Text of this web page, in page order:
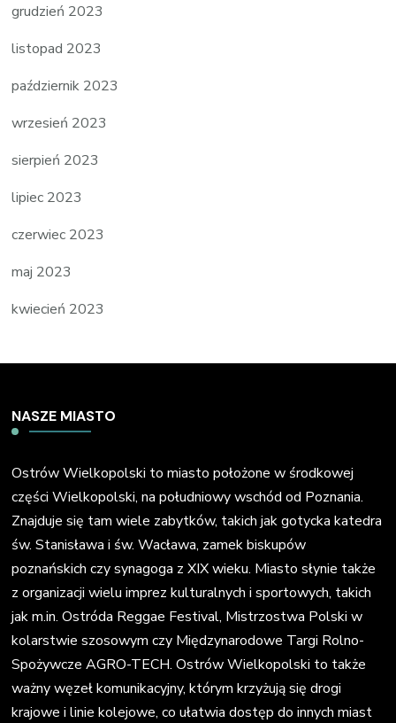
grudzień 2023
listopad 2023
październik 2023
wrzesień 2023
sierpień 2023
lipiec 2023
czerwiec 2023
maj 2023
kwiecień 2023
NASZE MIASTO
Ostrów Wielkopolski to miasto położone w środkowej
części Wielkopolski, na południowy wschód od Poznania.
Znajduje się tam wiele zabytków, takich jak gotycka katedra
św. Stanisława i św. Wacława, zamek biskupów
poznańskich czy synagoga z XIX wieku. Miasto słynie także
z organizacji wielu imprez kulturalnych i sportowych, takich
jak m.in. Ostróda Reggae Festival, Mistrzostwa Polski w
kolarstwie szosowym czy Międzynarodowe Targi Rolno-
Spożywcze AGRO-TECH. Ostrów Wielkopolski to także
ważny węzeł komunikacyjny, którym krzyżują się drogi
krajowe i linie kolejowe, co ułatwia dostęp do innych miast